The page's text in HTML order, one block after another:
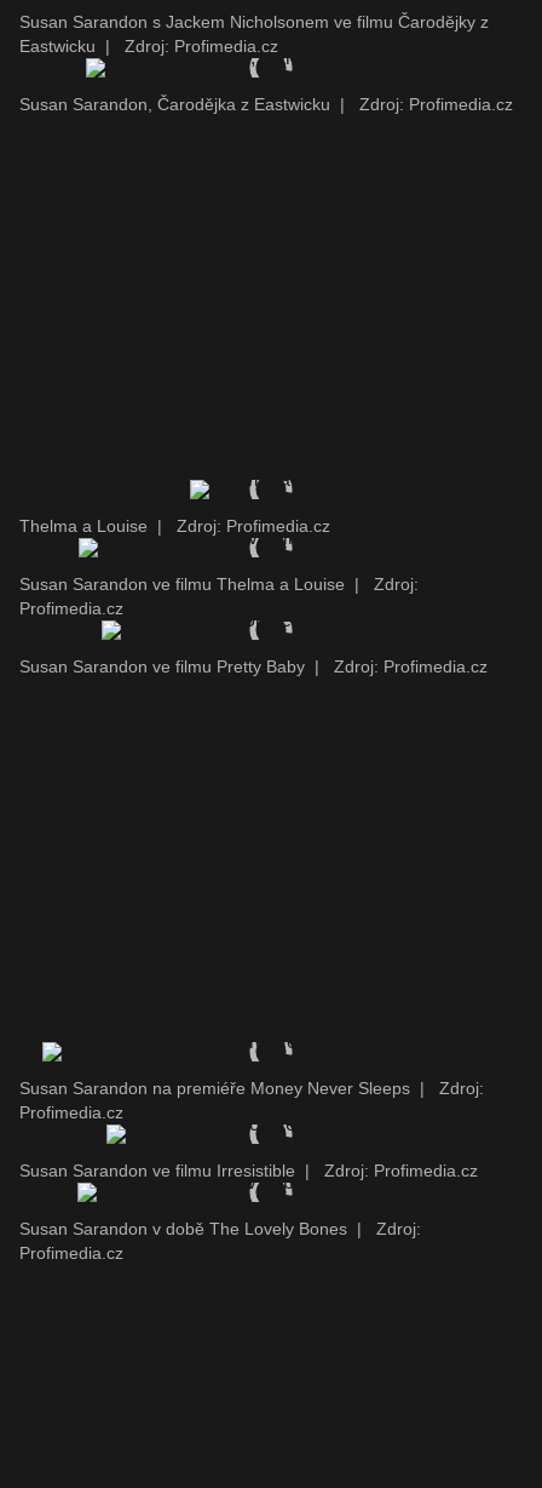
Susan Sarandon s Jackem Nicholsonem ve filmu Čarodějky z
Eastwicku
| Zdroj: Profimedia.cz
Susan Sarandon, Čarodějka z Eastwicku | Zdroj: Profimedia.cz
Thelma a Louise | Zdroj: Profimedia.cz
Susan Sarandon ve filmu Thelma a Louise |
Zdroj:
Profimedia.cz
Susan Sarandon ve filmu Pretty Baby | Zdroj: Profimedia.cz
Susan Sarandon na premiéře Money Never Sleeps |
Zdroj:
Profimedia.cz
Susan Sarandon ve filmu Irresistible | Zdroj: Profimedia.cz
Susan Sarandon v době The Lovely Bones |
Zdroj:
Profimedia.cz